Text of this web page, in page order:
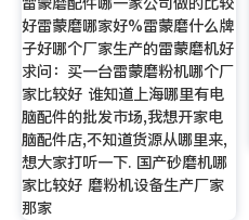
好雷蒙磨哪家好%雷蒙磨什么牌
子好哪个厂家生产的雷蒙磨机好
求问：买一台雷蒙磨粉机哪个厂
家比较好 谁知道上海哪里有电
脑配件的批发市场,我想开家电
脑配件店,不知道货源从哪里来,
想大家打听一下. 国产砂磨机哪
家比较好 磨粉机设备生产厂家
那家